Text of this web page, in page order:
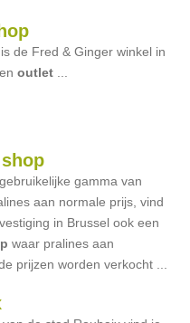
de Fred & Ginger winkel in
outlet
gamma van
aan normale prijs, vind
in Brussel ook een
waar pralines aan
prijzen worden verkocht ...